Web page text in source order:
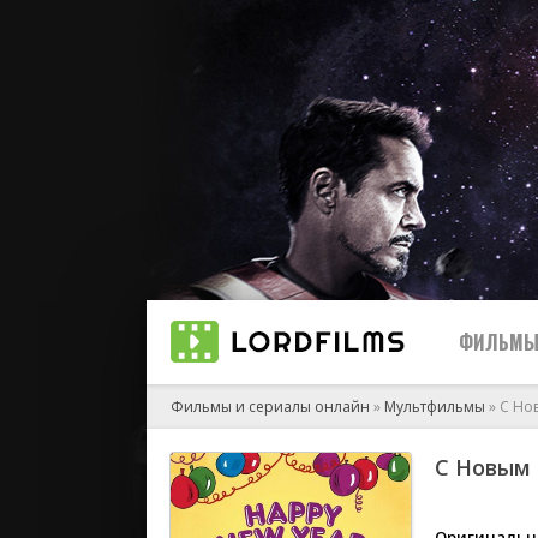
ФИЛЬМЫ
2023
Фильмы и сериалы онлайн » Мультфильмы » С
С Новым